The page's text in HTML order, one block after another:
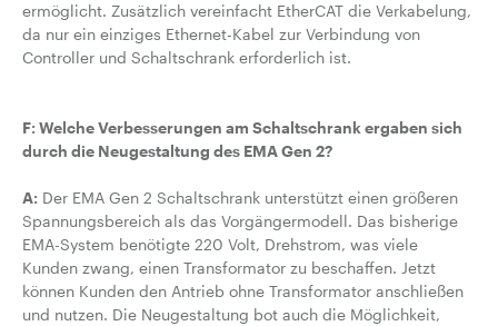
ermöglicht. Zusätzlich vereinfacht EtherCAT die Verkabelung,
da nur ein einziges Ethernet-Kabel zur Verbindung von
Controller und Schaltschrank erforderlich ist.
F: Welche Verbesserungen am Schaltschrank ergaben sich
durch die Neugestaltung des EMA Gen 2?
A: Der EMA Gen 2 Schaltschrank unterstützt einen größeren
Spannungsbereich als das Vorgängermodell. Das bisherige
EMA-System benötigte 220 Volt, Drehstrom, was viele
Kunden zwang, einen Transformator zu beschaffen. Jetzt
können Kunden den Antrieb ohne Transformator anschließen
und nutzen. Die Neugestaltung bot auch die Möglichkeit,